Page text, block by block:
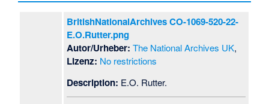
BritishNationalArchives CO-1069-520-22-
E.O.Rutter.png
Autor/Urheber: The National Archives UK,
Lizenz: No restrictions
Description: E.O. Rutter.